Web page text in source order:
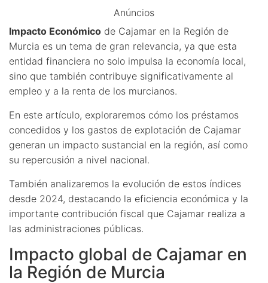
Anúncios
Impacto Económico de Cajamar en la Región de
Murcia es un tema de gran relevancia, ya que esta
entidad financiera no solo impulsa la economía local,
sino que también contribuye significativamente al
empleo y a la renta de los murcianos.
En este artículo, exploraremos cómo los préstamos
concedidos y los gastos de explotación de Cajamar
generan un impacto sustancial en la región, así como
su repercusión a nivel nacional.
También analizaremos la evolución de estos índices
desde 2024, destacando la eficiencia económica y la
importante contribución fiscal que Cajamar realiza a
las administraciones públicas.
Impacto global de Cajamar en
la Región de Murcia